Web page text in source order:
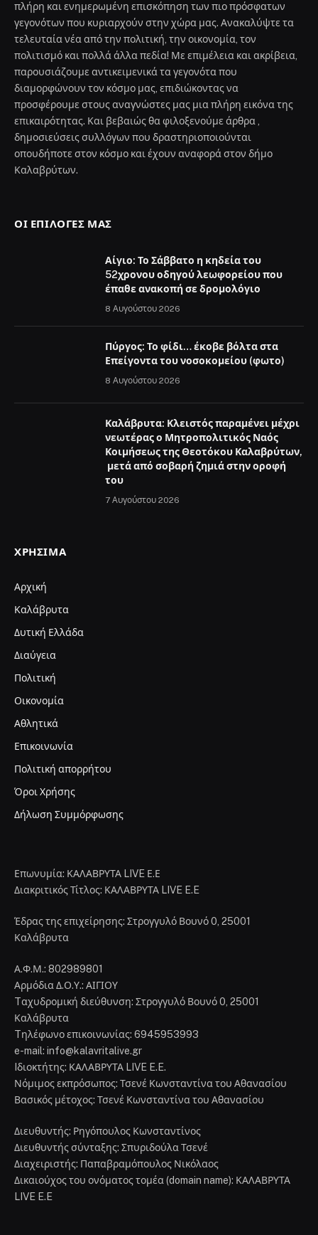
πλήρη και ενημερωμένη επισκόπηση των πιο πρόσφατων
γεγονότων που κυριαρχούν στην χώρα μας. Ανακαλύψτε τα
τελευταία νέα από την πολιτική, την οικονομία, τον
πολιτισμό και πολλά άλλα πεδία! Με επιμέλεια και ακρίβεια,
παρουσιάζουμε αντικειμενικά τα γεγονότα που
διαμορφώνουν τον κόσμο μας, επιδιώκοντας να
προσφέρουμε στους αναγνώστες μας μια πλήρη εικόνα της
επικαιρότητας. Και βεβαιώς θα φιλοξενούμε άρθρα ,
δημοσιεύσεις συλλόγων που δραστηριοποιούνται
οπουδήποτε στον κόσμο και έχουν αναφορά στον δήμο
Καλαβρύτων.
ΟΙ ΕΠΙΛΟΓΈΣ ΜΑΣ
Αίγιο: Το Σάββατο η κηδεία του
52χρονου οδηγού λεωφορείου που
έπαθε ανακοπή σε δρομολόγιο
8 Αυγούστου 2026
Πύργος: Το φίδι… έκοβε βόλτα στα
Επείγοντα του νοσοκομείου (φωτο)
8 Αυγούστου 2026
Καλάβρυτα: Κλειστός παραμένει μέχρι
νεωτέρας ο Μητροπολιτικός Ναός
Κοιμήσεως της Θεοτόκου Καλαβρύτων,
μετά από σοβαρή ζημιά στην οροφή
του
7 Αυγούστου 2026
ΧΡΉΣΙΜΑ
Αρχική
Καλάβρυτα
Δυτική Ελλάδα
Διαύγεια
Πολιτική
Οικονομία
Αθλητικά
Επικοινωνία
Πολιτική απορρήτου
Όροι Χρήσης
Δήλωση Συμμόρφωσης
Επωνυμία: ΚΑΛΑΒΡΥΤΑ LIVE Ε.Ε
Διακριτικός Τίτλος: ΚΑΛΑΒΡΥΤΑ LIVE E.E
Έδρας της επιχείρησης: Στρογγυλό Βουνό 0, 25001
Καλάβρυτα
Α.Φ.Μ.: 802989801
Αρμόδια Δ.Ο.Υ.: ΑΙΓΙΟΥ
Tαχυδρομική διεύθυνση: Στρογγυλό Βουνό 0, 25001
Καλάβρυτα
Tηλέφωνο επικοινωνίας: 6945953993
e-mail: info@kalavritalive.gr
Iδιοκτήτης: ΚΑΛΑΒΡΥΤΑ LIVE E.E.
Νόμιμος εκπρόσωπος: Τσενέ Κωνσταντίνα του Αθανασίου
Βασικός μέτοχος: Τσενέ Κωνσταντίνα του Αθανασίου
Διευθυντής: Ρηγόπουλος Κωνσταντίνος
Διευθυντής σύνταξης: Σπυριδούλα Τσενέ
Διαχειριστής: Παπαβραμόπουλος Νικόλαος
Δικαιούχος του ονόματος τομέα (domain name): ΚΑΛΑΒΡΥΤΑ
LIVE E.E